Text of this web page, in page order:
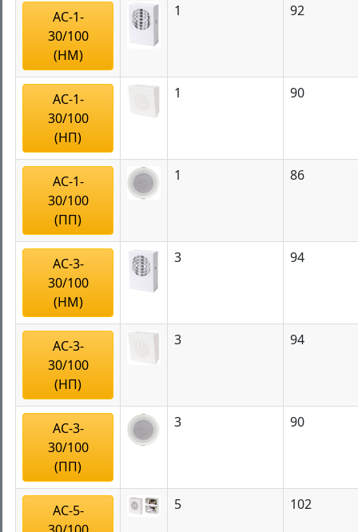
АС-1-
30/100
(НМ)
1 92
АС-1-
30/100
(НП)
1 90
АС-1-
30/100
(ПП)
1 86
АС-3-
30/100
(НМ)
3 94
АС-3-
30/100
(НП)
3 94
АС-3-
30/100
(ПП)
3 90
АС-5-
5 102